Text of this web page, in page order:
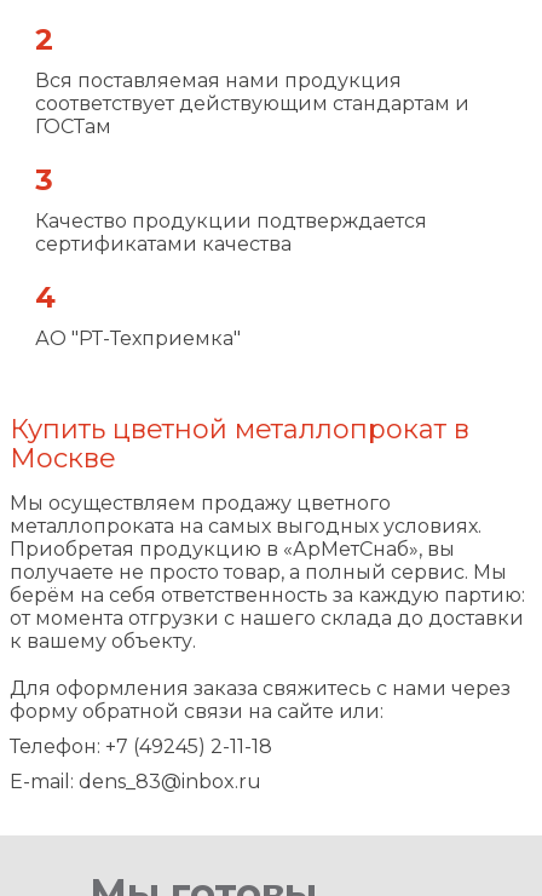
2
Вся поставляемая нами продукция
соответствует действующим стандартам и
ГОСТам
3
Качество продукции подтверждается
сертификатами качества
4
АО "РТ-Техприемка"
Купить цветной металлопрокат в
Москве
Мы осуществляем продажу цветного
металлопроката на самых выгодных условиях.
Приобретая продукцию в «АрМетСнаб», вы
получаете не просто товар, а полный сервис. Мы
берём на себя ответственность за каждую партию:
от момента отгрузки с нашего склада до доставки
к вашему объекту.
Для оформления заказа свяжитесь с нами через
форму обратной связи на сайте или:
Телефон: +7 (49245) 2-11-18
E-mail: dens_83@inbox.ru